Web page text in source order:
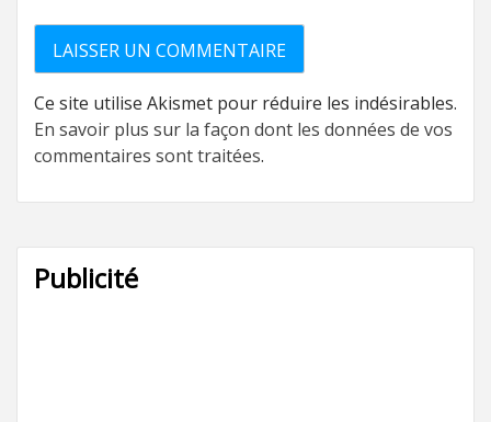
Ce site utilise Akismet pour réduire les indésirables.
En savoir plus sur la façon dont les données de vos
commentaires sont traitées.
Publicité